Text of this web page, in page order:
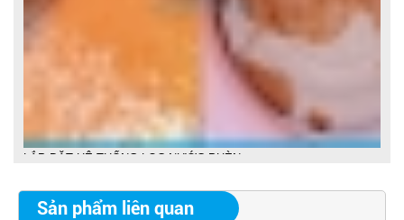
LẮP ĐẶT HỆ THỐNG LỌC NƯỚC PHÈN
Sản phẩm liên quan